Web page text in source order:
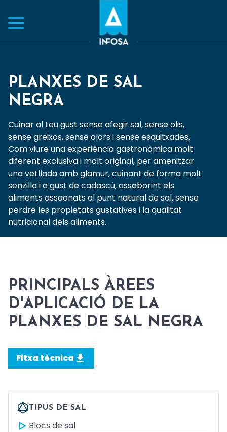
PLANXES DE SAL
NEGRA
Cuinar al teu gust sense afegir sal, sense olis,
sense greixos, sense olors i sense esquitxades.
Com viure una experiència gastronòmica molt
diferent exclusiva i molt original, per amenitzar
una vetllada amb glamur, cuinant de forma molt
senzilla i a gust de cadascú, assaborint els
aliments assaonats al punt natural de sal, sense
perdre les propietats gustatives i la qualitat
nutricional dels aliments.
PRINCIPALS ÀREES
D'APLICACIÓ DE LA
PLANXES DE SAL NEGRA
Fitxa tècnica
TIPUS DE SAL
Blocs de sal